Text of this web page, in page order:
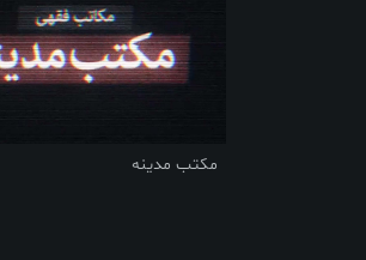
مکتب مدینه